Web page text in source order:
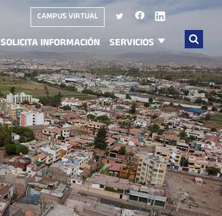
CAMPUS VIRTUAL
SOLICITA INFORMACIÓN SERVICIOS
Buscar
por: